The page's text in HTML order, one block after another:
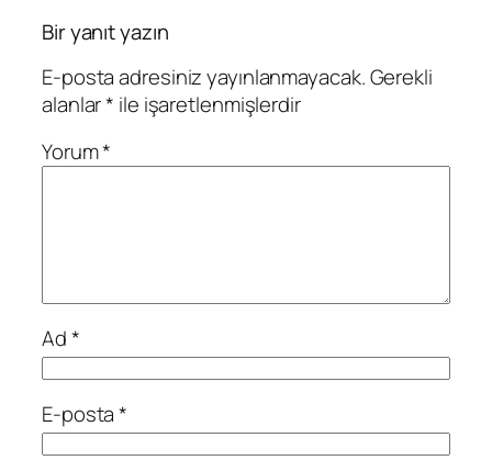
Bir yanıt yazın
E-posta adresiniz yayınlanmayacak.Gerekli
alanlar* ile işaretlenmişlerdir
Yorum*
Ad*
E-posta*